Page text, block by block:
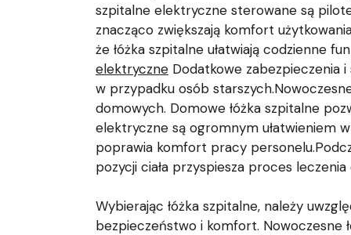
szpitalne elektryczne sterowane są
znacząco zwiększają komfort
że łóżka szpitalne ułatwiają codzienne
elektryczne Dodatkowe zabezpieczenia
w przypadku osób
domowych. Domowe łóżka szpitalne
elektryczne są ogromnym ułatwieniem
poprawia komfort pracy
pozycji ciała przyspiesza proces
Wybierając łóżka szpitalne, należy
bezpieczeństwo i komfort. Nowoczesne